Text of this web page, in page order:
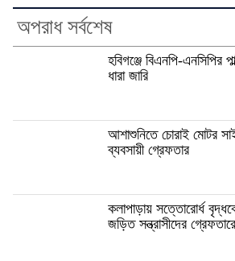
অপরাধ সর্বশেষ
হবিগঞ্জে বিএনপি-এনসিপির
ধারা জারি
আশাশুনিতে চোরাই মোটর
ব্যবসায়ী গ্রেফতার
কলাপাড়ায় সত্তোরোর্ধ
জড়িত সন্ত্রাসীদের